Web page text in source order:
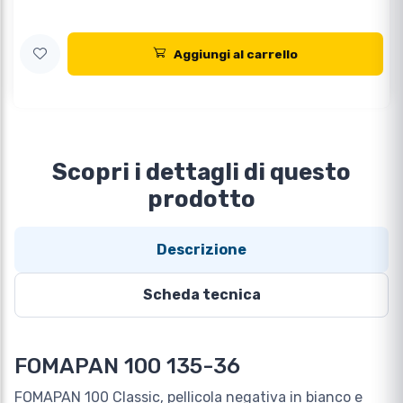
Aggiungi al carrello
Scopri i dettagli di questo
prodotto
Descrizione
Scheda tecnica
FOMAPAN 100 135-36
FOMAPAN 100 Classic, pellicola negativa in bianco e